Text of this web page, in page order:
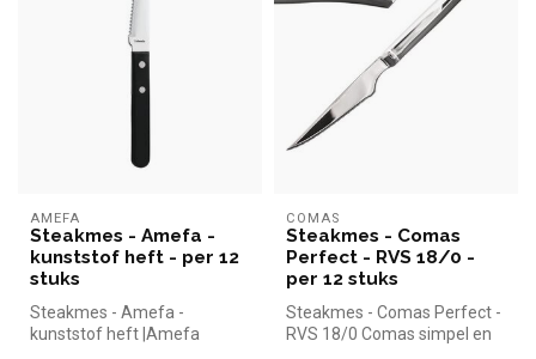
AMEFA
Steakmes - Amefa -
kunststof heft - per 12
stuks
Steakmes - Amefa -
kunststof heft |Amefa
COMAS
Steakmes - Comas
Perfect - RVS 18/0 -
per 12 stuks
Steakmes - Comas Perfect -
RVS 18/0 Comas simpel en